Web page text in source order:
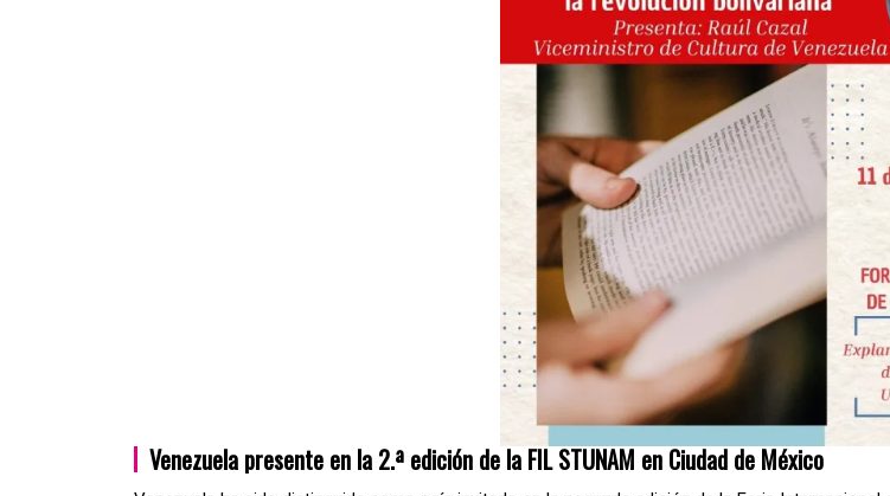
Venezuela presente en la 2.ª edición de la FIL STUNAM en Ciudad de México